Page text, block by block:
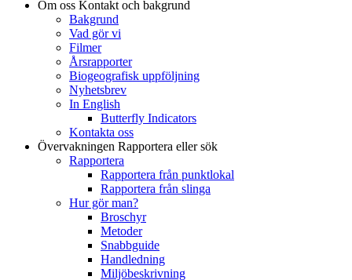
Om oss Kontakt och bakgrund
Bakgrund
Vad gör vi
Filmer
Årsrapporter
Biogeografisk uppföljning
Nyhetsbrev
In English
Butterfly Indicators
Kontakta oss
Övervakningen Rapportera eller sök
Rapportera
Rapportera från punktlokal
Rapportera från slinga
Hur gör man?
Broschyr
Metoder
Snabbguide
Handledning
Miljöbeskrivning